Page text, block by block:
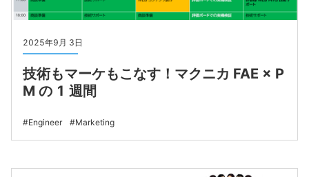
2025年9月 3日
技術もマーケもこなす！マクニカ FAE × P
M の 1 週間
Engineer Marketing